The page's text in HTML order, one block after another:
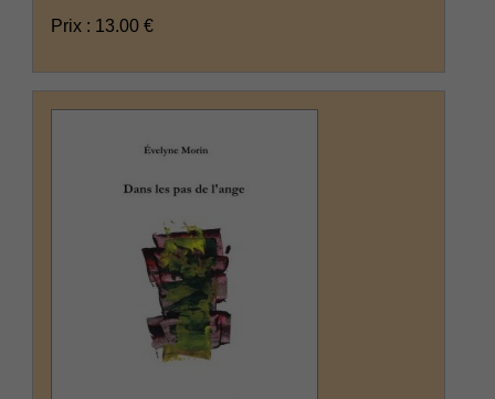
Prix : 13.00 €